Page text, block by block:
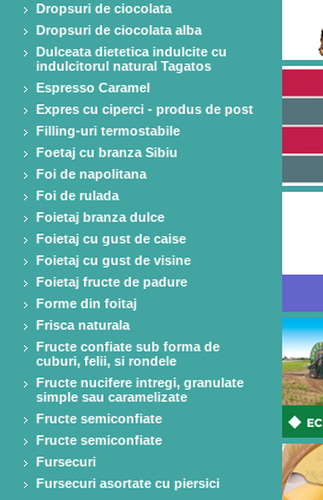
Dropsuri de ciocolata
Dropsuri de ciocolata alba
Dulceata dietetica indulcite cu
indulcitorul natural Tagatos
Espresso Caramel
Expres cu ciperci - produs de post
Filling-uri termostabile
Foetaj cu branza Sibiu
Foi de napolitana
Foi de rulada
Foietaj branza dulce
Foietaj cu gust de caise
Foietaj cu gust de visine
Foietaj fructe de padure
Forme din foitaj
Frisca naturala
Fructe confiate sub forma de
cuburi, felii, si rondele
Fructe nucifere intregi, granulate
simple sau caramelizate
Fructe semiconfiate
Fructe semiconfiate
Fursecuri
Fursecuri asortate cu piersici